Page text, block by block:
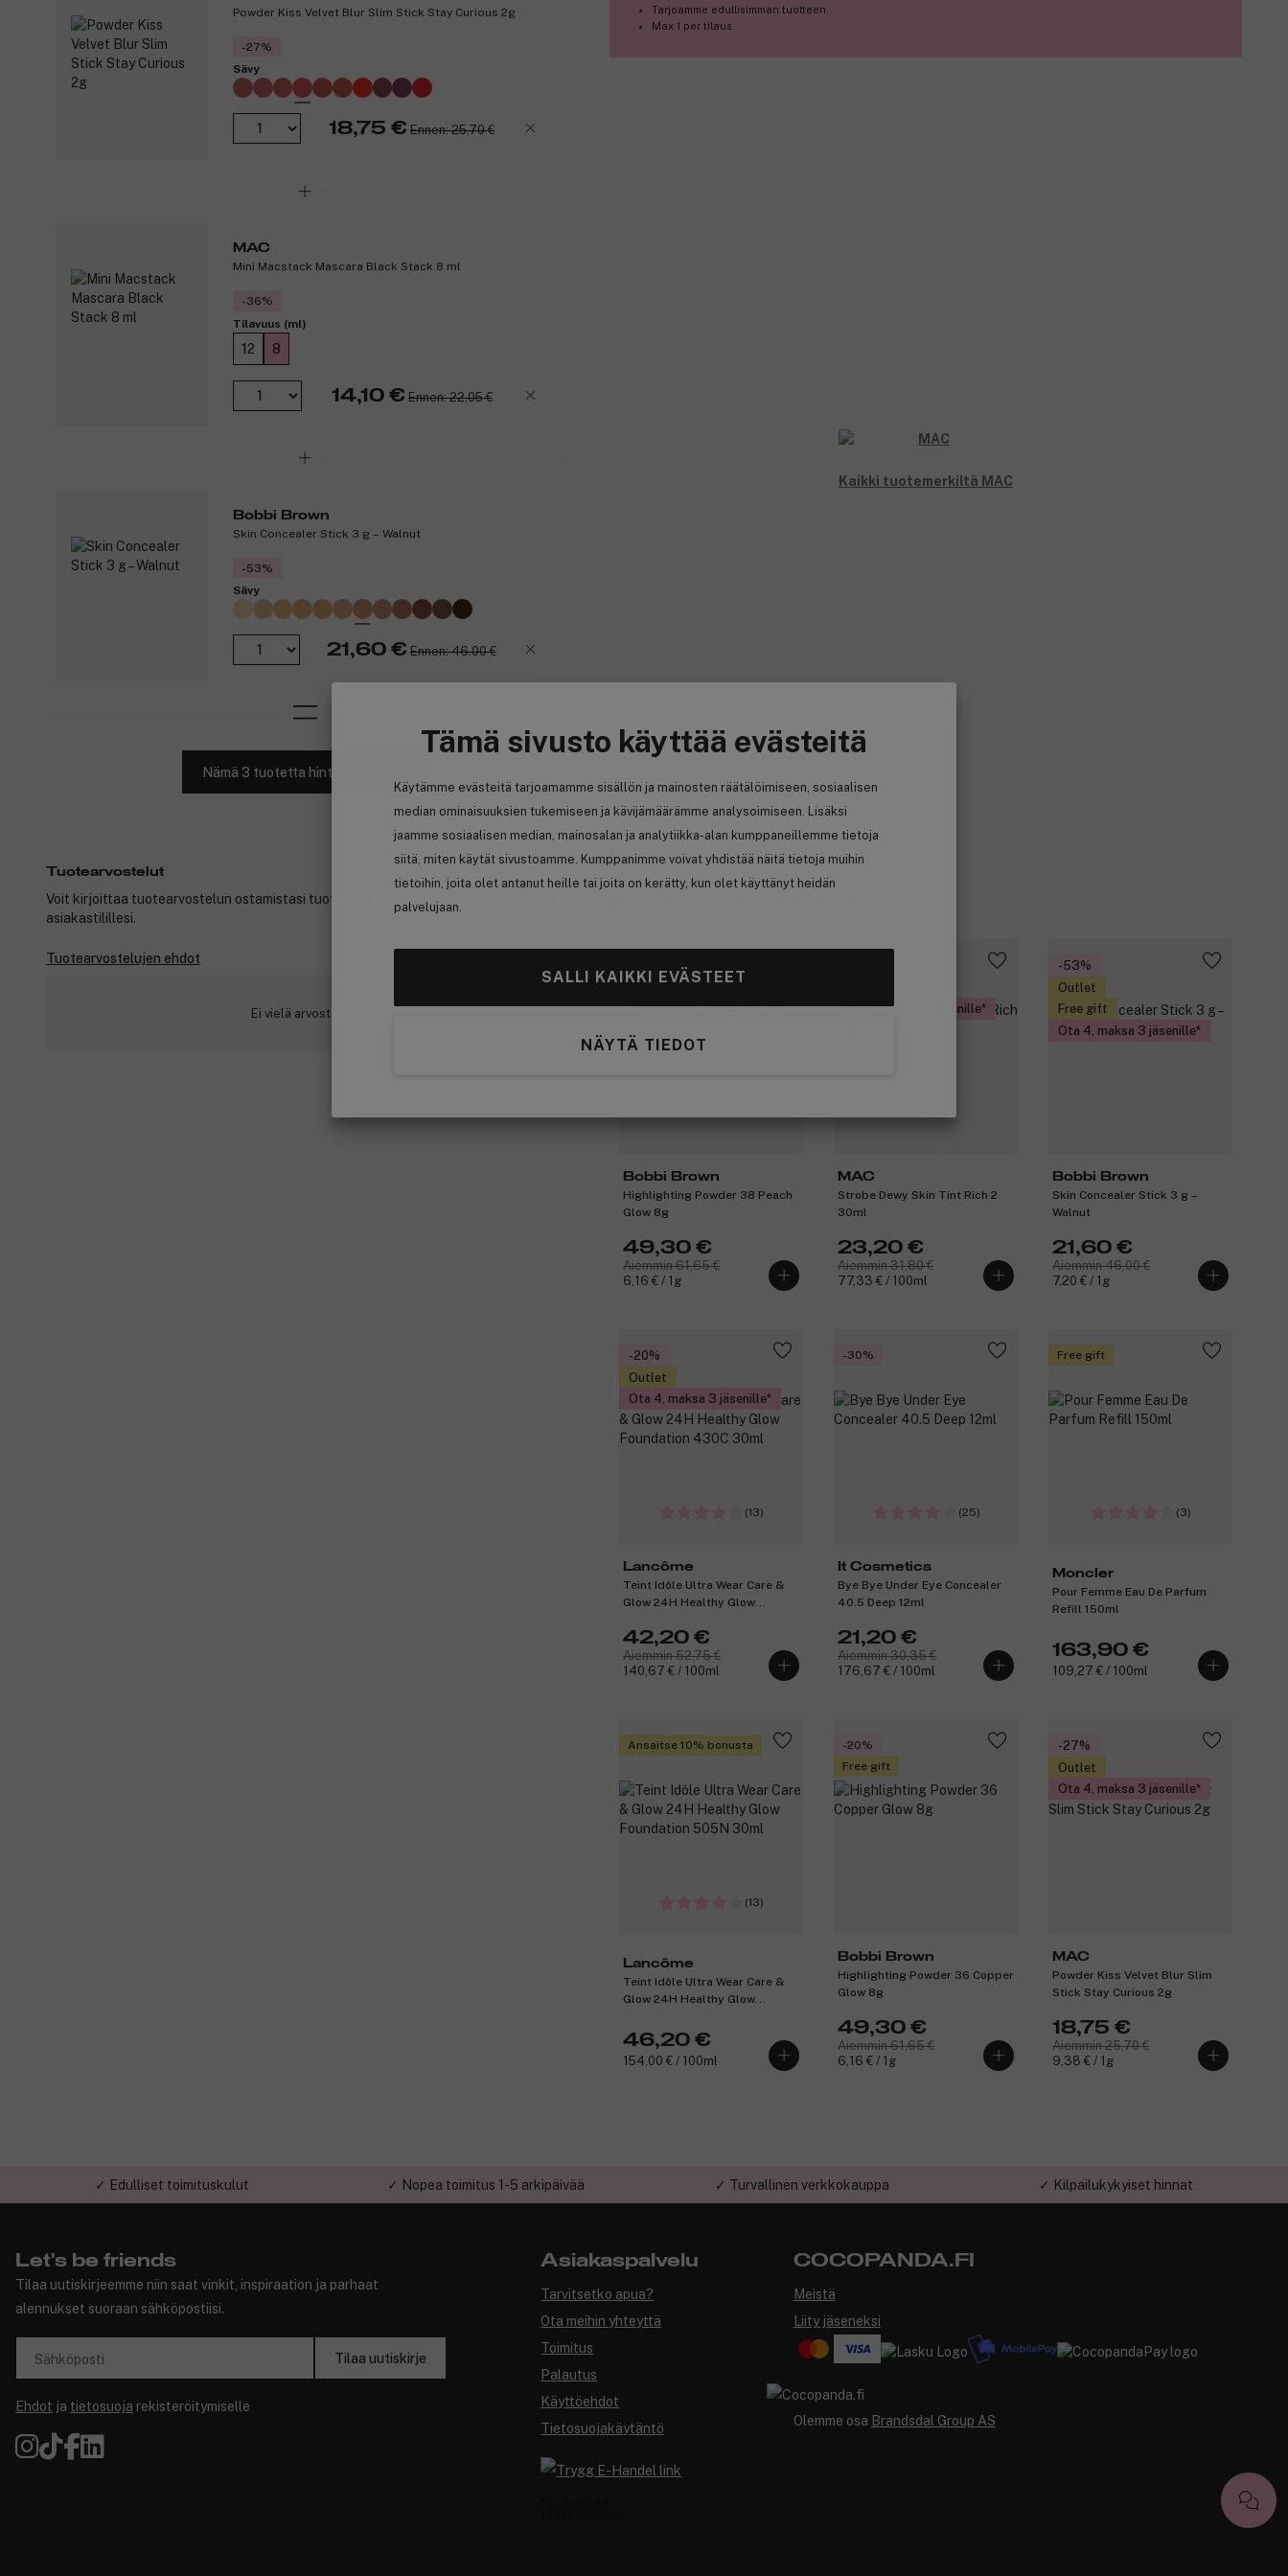
Tämä sivusto käyttää evästeitä
Käytämme evästeitä tarjoamamme sisällön ja mainosten räätälöimiseen, sosiaalisen
median ominaisuuksien tukemiseen ja kävijämäärämme analysoimiseen. Lisäksi
jaamme sosiaalisen median, mainosalan ja analytiikka-alan kumppaneillemme tietoja
siitä, miten käytät sivustoamme. Kumppanimme voivat yhdistää näitä tietoja muihin
tietoihin, joita olet antanut heille tai joita on kerätty, kun olet käyttänyt heidän
palvelujaan.
SALLI KAIKKI EVÄSTEET
NÄYTÄ TIEDOT
Tarjoamme edullisimman tuotteen.
Max 1 per tilaus.
Powder Kiss Velvet Blur Slim Stick Stay Curious 2g
-27%
Sävy
18,75 € Ennen: 25,70 €
MAC
Mini Macstack Mascara Black Stack 8 ml
-36%
Tilavuus (ml)
12 8
14,10 € Ennen: 22,05 €
Bobbi Brown
Skin Concealer Stick 3 g – Walnut
-53%
Sävy
21,60 € Ennen: 46,00 €
Nämä 3 tuotetta hintaan 54,45 €
Kaikki tuotemerkiltä MAC
Free gift
Bobbi Brown
Highlighting Powder 38 Peach
Glow 8g
49,30 €
Aiemmin 61,65 €
6,16 € / 1g
Ota 4, maksa 3 jäsenille
MAC
Strobe Dewy Skin Tint Rich 2
30ml
23,20 €
Aiemmin 31,80 €
77,33 € / 100ml
-53%
Outlet
Free gift
Ota 4, maksa 3 jäsenille
Bobbi Brown
Skin Concealer Stick 3 g –
Walnut
21,60 €
Aiemmin 46,00 €
7,20 € / 1g
-20%
Outlet
Ota 4, maksa 3 jäsenille
(13)
Lancôme
Teint Idôle Ultra Wear Care &
Glow 24H Healthy Glow
42,20 €
Aiemmin 52,75 €
140,67 € / 100ml
-30%
(25)
It Cosmetics
Bye Bye Under Eye Concealer
40.5 Deep 12ml
21,20 €
Aiemmin 30,35 €
176,67 € / 100ml
Free gift
(3)
Moncler
Pour Femme Eau De Parfum
Refill 150ml
163,90 €
109,27 € / 100ml
Ansaitse 10% bonusta
(13)
Lancôme
Teint Idôle Ultra Wear Care &
Glow 24H Healthy Glow
46,20 €
154,00 € / 100ml
-20%
Free gift
Bobbi Brown
Highlighting Powder 36 Copper
Glow 8g
49,30 €
Aiemmin 61,65 €
6,16 € / 1g
-27%
Outlet
Ota 4, maksa 3 jäsenille
MAC
Powder Kiss Velvet Blur Slim
Stick Stay Curious 2g
18,75 €
Aiemmin 25,70 €
9,38 € / 1g
Tuotearvostelut
Voit kirjoittaa tuotearvostelun ostamistasi tuotteista, kun olet sisäänkirjautuneena
asiakastilillesi.
Tuotearvostelujen ehdot
Ei vielä arvosteluja
✓ Edulliset toimituskulut ✓ Nopea toimitus 1-5 arkipäivää ✓ Turvallinen verkkokauppa ✓ Kilpailukykyiset hinnat
Let's be friends
Tilaa uutiskirjeemme niin saat vinkit, inspiraation ja parhaat
alennukset suoraan sähköpostiisi.
Sähköposti Tilaa uutiskirje
Ehdot ja tietosuoja rekisteröitymiselle
Asiakaspalvelu
Tarvitsetko apua?
Ota meihin yhteyttä
Toimitus
Palautus
Käyttöehdot
Tietosuojakäytäntö
COCOPANDA.FI
Meistä
Liity jäseneksi
Olemme osa Brandsdal Group AS